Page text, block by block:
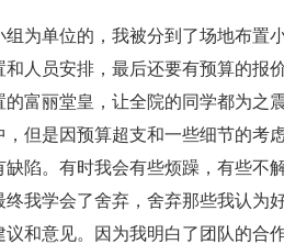
组为单位的，我被分到了场地布置
人员安排，最后还要有预算的报
富丽堂皇，让全院的同学都为之
但是因预算超支和一些细节的考
陷。有时我会有些烦躁，有些不
我学会了舍弃，舍弃那些我认为
议和意见。因为我明白了团队的合